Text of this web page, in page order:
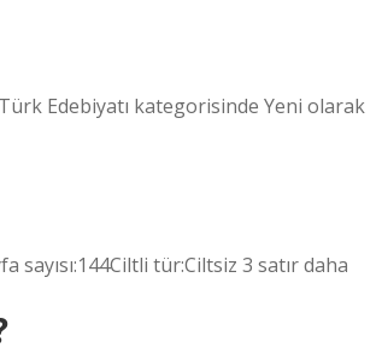
Edebiyatı kategorisinde Yeni olarak
sayısı:144Ciltli tür:Ciltsiz 3 satır daha